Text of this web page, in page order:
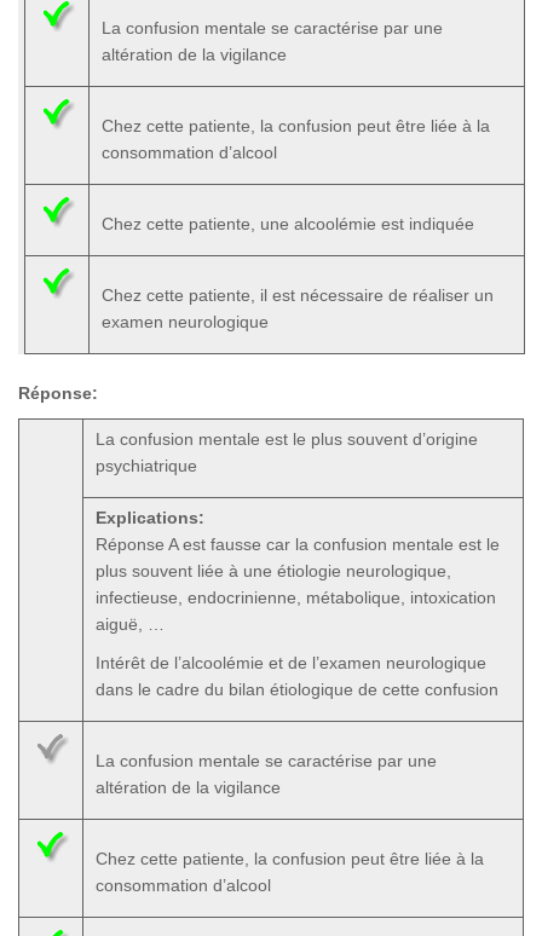
La confusion mentale se caractérise par une
altération de la vigilance
Chez cette patiente, la confusion peut être liée à la
consommation d’alcool
Chez cette patiente, une alcoolémie est indiquée
Chez cette patiente, il est nécessaire de réaliser un
examen neurologique
Réponse:
La confusion mentale est le plus souvent d’origine
psychiatrique
Explications:
Réponse A est fausse car la confusion mentale est le
plus souvent liée à une étiologie neurologique,
infectieuse, endocrinienne, métabolique, intoxication
aiguë, …
Intérêt de l’alcoolémie et de l’examen neurologique
dans le cadre du bilan étiologique de cette confusion
La confusion mentale se caractérise par une
altération de la vigilance
Chez cette patiente, la confusion peut être liée à la
consommation d’alcool